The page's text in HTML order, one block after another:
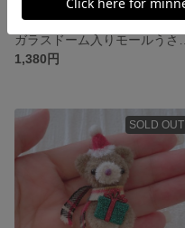
1,380円
SOLD OUT